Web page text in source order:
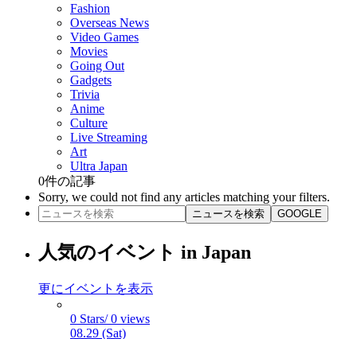
Fashion
Overseas News
Video Games
Movies
Going Out
Gadgets
Trivia
Anime
Culture
Live Streaming
Art
Ultra Japan
0件の記事
Sorry, we could not find any articles matching your filters.
ニュースを検索 GOOGLE
人気のイベント in Japan
更にイベントを表示
0 Stars/ 0 views
08.29 (Sat)